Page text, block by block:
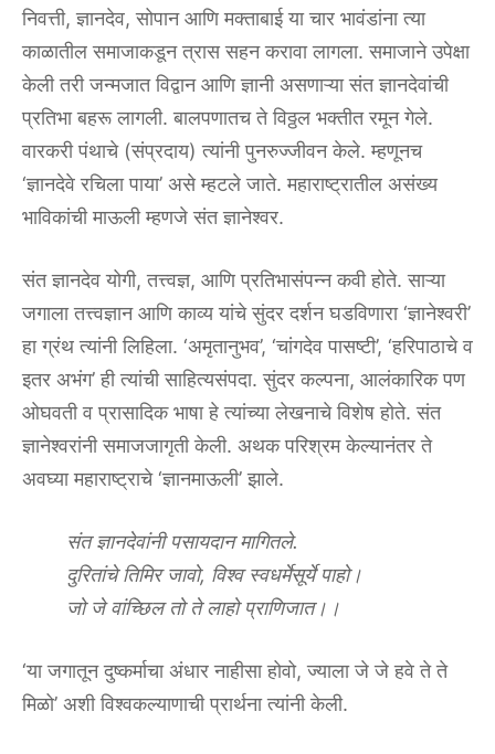
निवत्ती, ज्ञानदेव, सोपान आणि मक्ताबाई या चार भावंडांना त्या
काळातील समाजाकडून त्रास सहन करावा लागला. समाजाने उपेक्षा
केली तरी जन्मजात विद्वान आणि ज्ञानी असणाऱ्या संत ज्ञानदेवांची
प्रतिभा बहरू लागली. बालपणातच ते विठ्ठल भक्तीत रमून गेले.
वारकरी पंथाचे (संप्रदाय) त्यांनी पुनरुज्जीवन केले. म्हणूनच
‘ज्ञानदेवे रचिला पाया’ असे म्हटले जाते. महाराष्ट्रातील असंख्य
भाविकांची माऊली म्हणजे संत ज्ञानेश्वर.
संत ज्ञानदेव योगी, तत्त्वज्ञ, आणि प्रतिभासंपन्न कवी होते. साऱ्या
जगाला तत्त्वज्ञान आणि काव्य यांचे सुंदर दर्शन घडविणारा ‘ज्ञानेश्वरी’
हा ग्रंथ त्यांनी लिहिला. ‘अमृतानुभव’, ‘चांगदेव पासष्टी’, ‘हरिपाठाचे व
इतर अभंग’ ही त्यांची साहित्यसंपदा. सुंदर कल्पना, आलंकारिक पण
ओघवती व प्रासादिक भाषा हे त्यांच्या लेखनाचे विशेष होते. संत
ज्ञानेश्वरांनी समाजजागृती केली. अथक परिश्रम केल्यानंतर ते
अवघ्या महाराष्ट्राचे ‘ज्ञानमाऊली’ झाले.
संत ज्ञानदेवांनी पसायदान मागितले.
दुरितांचे तिमिर जावो, विश्व स्वधर्मेसूर्ये पाहो।
जो जे वांच्छिल तो ते लाहो प्राणिजात।।
‘या जगातून दुष्कर्माचा अंधार नाहीसा होवो, ज्याला जे जे हवे ते ते
मिळो’ अशी विश्वकल्याणाची प्रार्थना त्यांनी केली.